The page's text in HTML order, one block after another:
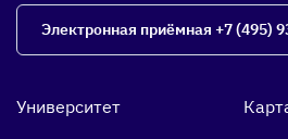
Электронная приёмная +7 (495)
Университет